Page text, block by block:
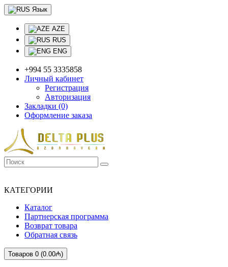
Язык
AZE
RUS
ENG
+994 55 3335858
Личный кабинет
Регистрация
Авторизация
Закладки (0)
Оформление заказа
КАТЕГОРИИ
Каталог
Партнерская программа
Возврат товара
Обратная связь
Товаров 0 (0.00₼)